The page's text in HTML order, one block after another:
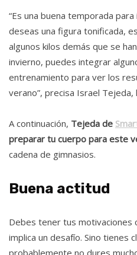
“Es una buena temporada
deseas una figura tonificada,
algunos kilos demás que se
invierno, puedes integrar
entrenamiento para ver los
verano”, precisa Israel Tejeda,
A continuación, Tejeda de
preparar tu cuerpo para este
cadena de gimnasios.
Buena actitud
Debes tener tus motivaciones
implica un desafío. Sino tienes
probablemente no dures